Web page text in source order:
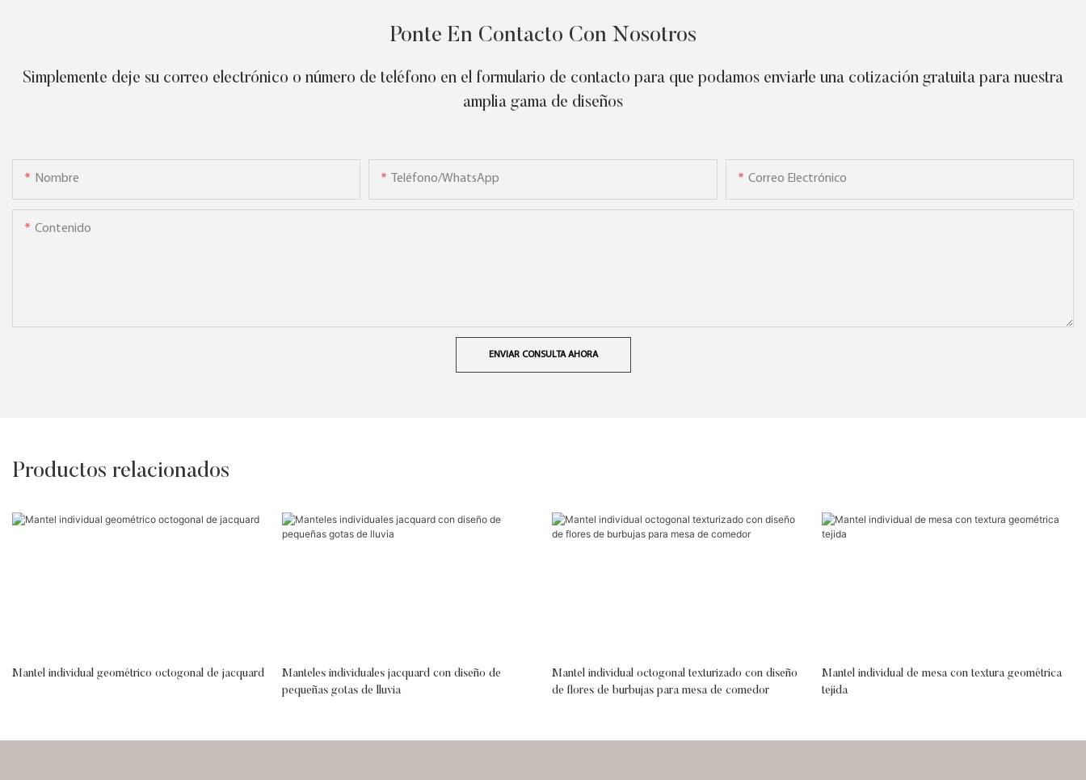
Ponte En Contacto Con Nosotros
Simplemente deje su correo electrónico o número de teléfono en el formulario de contacto para que podamos enviarle una cotización gratuita para nuestra
amplia gama de diseños
Nombre Teléfono/WhatsApp Correo Electrónico
Contenido
ENVIAR CONSULTA AHORA
Productos relacionados
Mantel individual geométrico octogonal de jacquard
Manteles individuales jacquard con diseño de
pequeñas gotas de lluvia
Mantel individual octogonal texturizado con diseño
de flores de burbujas para mesa de comedor
Mantel individual de mesa con textura geométrica
tejida